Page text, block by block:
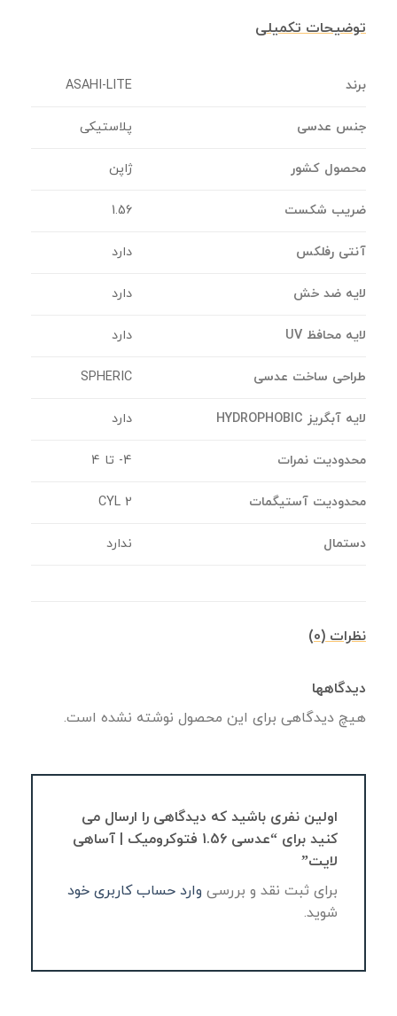
توضیحات تکمیلی
برند ASAHI-LITE
جنس عدسی پلاستیکی
محصول کشور ژاپن
ضریب شکست 1.56
آنتی رفلکس دارد
لایه ضد خش دارد
لایه محافظ UV دارد
طراحی ساخت عدسی SPHERIC
لایه آبگریز HYDROPHOBIC دارد
محدودیت نمرات 4- تا 4
محدودیت آستیگمات CYL 2
دستمال ندارد
نظرات (0)
دیدگاهها
هیچ دیدگاهی برای این محصول نوشته نشده است.
اولین نفری باشید که دیدگاهی را ارسال می
کنید برای “عدسی 1.56 فتوکرومیک | آساهی
لایت”
برای ثبت نقد و بررسی وارد حساب کاربری خود
شوید.